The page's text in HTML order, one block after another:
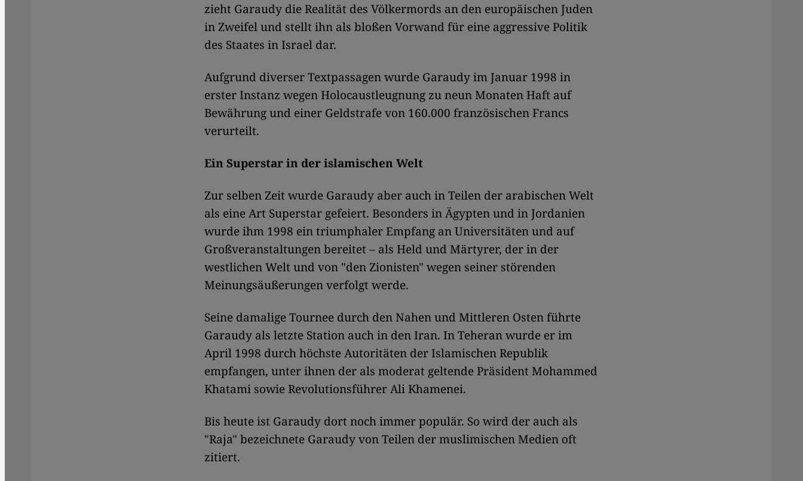
zieht Garaudy die Realität des Völkermords an den europäischen Juden
in Zweifel und stellt ihn als bloßen Vorwand für eine aggressive Politik
des Staates in Israel dar.
Aufgrund diverser Textpassagen wurde Garaudy im Januar 1998 in
erster Instanz wegen Holocaustleugnung zu neun Monaten Haft auf
Bewährung und einer Geldstrafe von 160.000 französischen Francs
verurteilt.
Ein Superstar in der islamischen Welt
Zur selben Zeit wurde Garaudy aber auch in Teilen der arabischen Welt
als eine Art Superstar gefeiert. Besonders in Ägypten und in Jordanien
wurde ihm 1998 ein triumphaler Empfang an Universitäten und auf
Großveranstaltungen bereitet – als Held und Märtyrer, der in der
westlichen Welt und von "den Zionisten" wegen seiner störenden
Meinungsäußerungen verfolgt werde.
Seine damalige Tournee durch den Nahen und Mittleren Osten führte
Garaudy als letzte Station auch in den Iran. In Teheran wurde er im
April 1998 durch höchste Autoritäten der Islamischen Republik
empfangen, unter ihnen der als moderat geltende Präsident Mohammed
Khatami sowie Revolutionsführer Ali Khamenei.
Bis heute ist Garaudy dort noch immer populär. So wird der auch als
"Raja" bezeichnete Garaudy von Teilen der muslimischen Medien oft
zitiert.